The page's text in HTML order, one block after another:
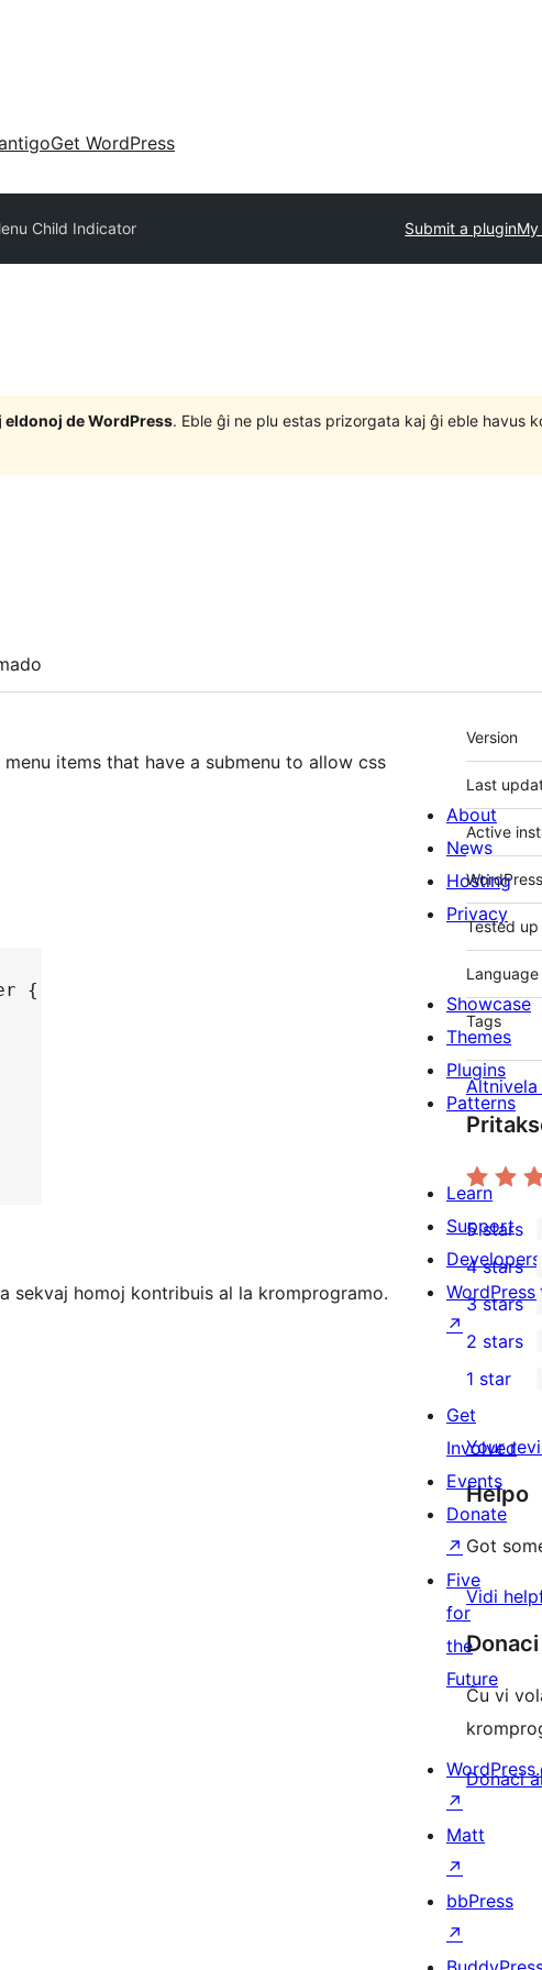
Get WordPress
Child Indicator Submit a plugin
eldonoj de WordPress. Eble ĝi ne plu estas prizorgata kaj ĝi eble havus
items that have a submenu to allow css
{
sekvaj homoj kontribuis al la kromprogramo.
Version
Last
Active
Tested
Language
Tags
1
5-
star
review
5 stars
4-
star
reviews
4 stars
0
3-
star
reviews
3 stars
2-
star
reviews
2 stars
1-
star
reviews
1 star
Your
Helpo
Got
Vidi
Donaci
Ĉu vi
Donaci
About
News
Hosting
Privacy
Showcase
Themes
Plugins
Patterns
Learn
Support
Developers
↗
Get
Involved
Events
Donate
↗
Five
for
the
Future
↗
Matt
↗
bbPress
↗